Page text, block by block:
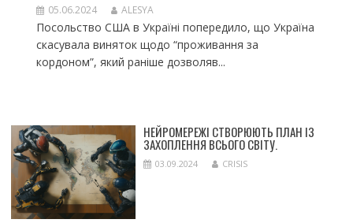
05.06.2024 ALESYA
Посольство США в Україні попередило, що Україна
скасувала виняток щодо “проживання за
кордоном”, який раніше дозволяв...
НЕЙРОМЕРЕЖІ СТВОРЮЮТЬ ПЛАН ІЗ
ЗАХОПЛЕННЯ ВСЬОГО СВІТУ.
03.09.2024 CRISIS